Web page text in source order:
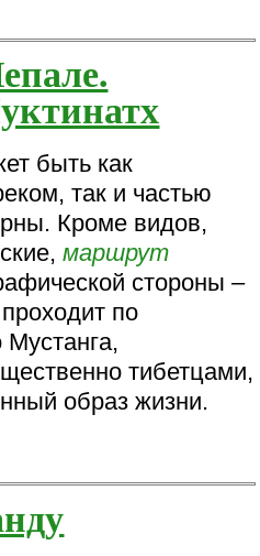
быть как
так и частью
Кроме видов,
маршрут
стороны –
по
тибетцами,
образ жизни.